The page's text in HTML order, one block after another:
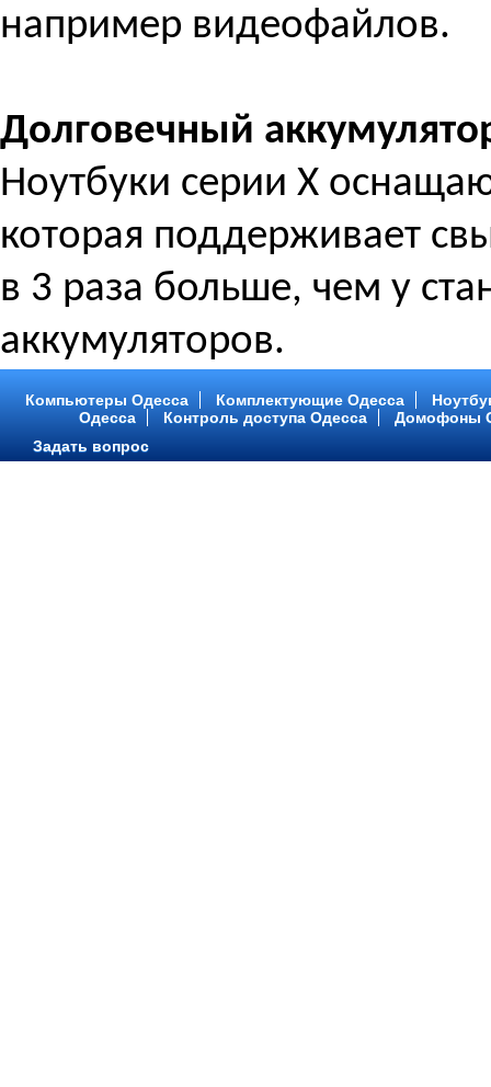
например видеофайлов.
Долговечный
Ноутбуки серии X
которая поддерживает
в 3 раза больше, чем у
аккумуляторов.
Компьютеры Одесса Комплектующие Одесса
Одесса
Контроль доступа Одесса
Домофоны
Задать вопрос